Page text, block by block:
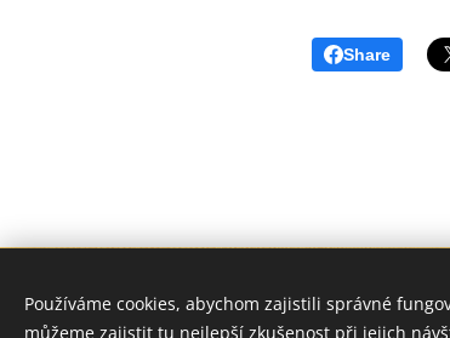
Share
Používáme cookies, abychom zajistili správné
můžeme zajistit tu nejlepší zkušenost při jejich